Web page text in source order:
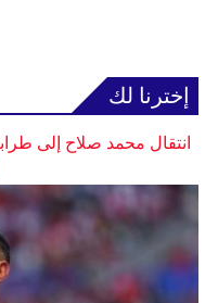
إخترنا لك
انتقال محمد صلاح إلى